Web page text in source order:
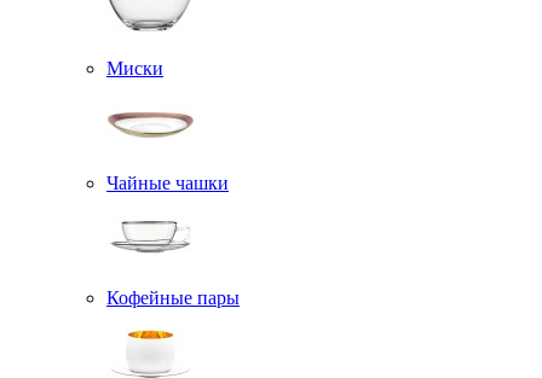
Миски
Чайные чашки
Кофейные пары